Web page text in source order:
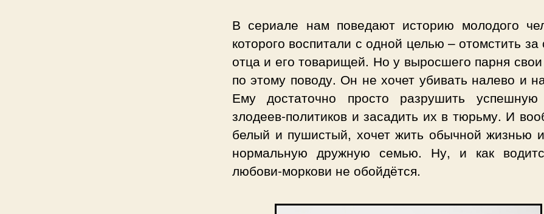
В сериале нам поведают историю молодого
которого воспитали с одной целью – отомстить за
отца и его товарищей. Но у выросшего парня
по этому поводу. Он не хочет убивать налево и
Ему достаточно просто разрушить успешную
злодеев-политиков и засадить их в тюрьму. И
белый и пушистый, хочет жить обычной жизнью
нормальную дружную семью. Ну, и как
любови-моркови не обойдётся.